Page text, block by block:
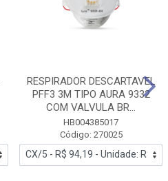
RESPIRADOR DESCARTAVEL
PFF3 3M TIPO AURA 9332
COM VALVULA BR...
HB004385017
Código: 270025